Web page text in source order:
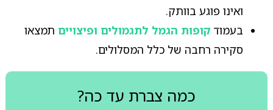
ואינו פוגע בוותק.
בעמוד קופות הגמל לתגמולים ופיצויים תמצאו
סקירה רחבה של כלל המסלולים.
כמה צברת עד כה?